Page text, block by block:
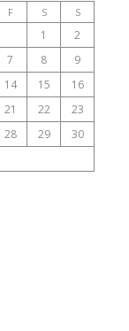
F S S
1
2
7 8
9
14 15
16
21 22
23
28 29
30